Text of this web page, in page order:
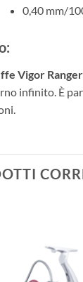
0,40 mm/
Vigor
infinito. È